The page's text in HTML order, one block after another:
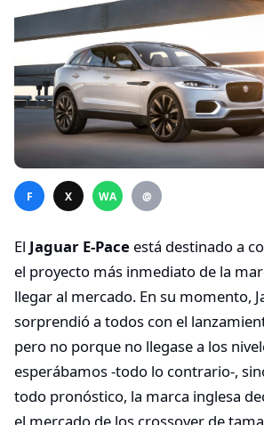
F X WA @
El Jaguar E-Pace está destinado a
el proyecto más inmediato de la
llegar al mercado. En su momento,
sorprendió a todos con el
pero no porque no llegase a los
esperábamos -todo lo contrario-,
todo pronóstico, la marca inglesa